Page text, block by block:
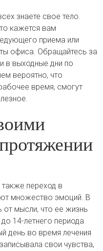
знаете свое тело.
кажется вам
приема или
офиса. Обращайтесь за
в выходные дни по
вероятно, что
время, смогут
также переход в
множество эмоций. В
от мысли, что ее жизнь
14-летнего периода
день во время лечения
свои чувства,